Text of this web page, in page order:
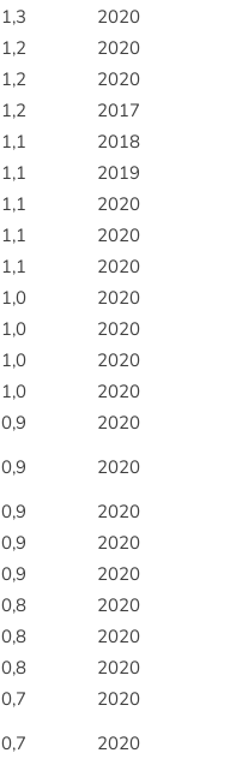
1,3
2020
1,2
2020
1,2
2020
1,2
2017
1,1
2018
1,1
2019
1,1
2020
1,1
2020
1,1
2020
1,0
2020
1,0
2020
1,0
2020
1,0
2020
0,9
2020
0,9
2020
0,9
2020
0,9
2020
0,9
2020
0,8
2020
0,8
2020
0,8
2020
0,7
2020
0,7
2020